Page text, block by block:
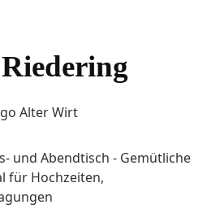
und Abendtisch - Gemütliche
für Hochzeiten,